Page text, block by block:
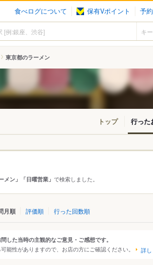
食べログについて 保有Vポイント 予
東京都のラーメン
トップ 行った
町
官山
四ツ谷・市ヶ谷・飯田橋
秋葉原・神田・水道橋
上野・浅草・日暮里
東急沿線
中野～西
メン」「日曜営業」で検索しました。
月順 評価順 行った回数順
した当時の主観的なご意見・ご感想です。
能性がありますので、お店の方にご確認ください。 詳